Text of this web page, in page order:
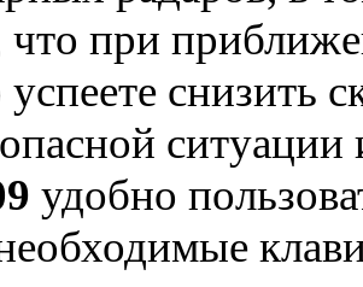
что при
успеете снизить
удобно
необходимые